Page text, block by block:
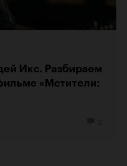
Икс. Разбираем
«Мстители: